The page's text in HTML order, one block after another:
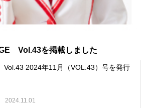
Vol.43を掲載しました
Vol.43 2024年11月（VOL.43）号を発行
2024.11.01